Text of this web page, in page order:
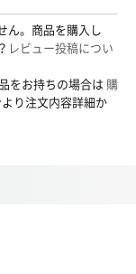
ん。商品を購入し
レビュー投稿につい
をお持ちの場合は 購
り注文内容詳細か